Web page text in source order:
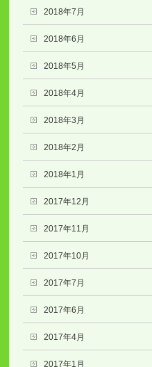
2018年7月
2018年6月
2018年5月
2018年4月
2018年3月
2018年2月
2018年1月
2017年12月
2017年11月
2017年10月
2017年7月
2017年6月
2017年4月
2017年1月